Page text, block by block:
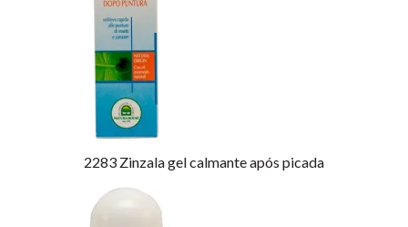
2283 Zinzala gel calmante após picada